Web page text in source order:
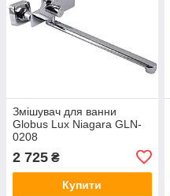
Змішувач для ванни
Globus Lux Niagara GLN-
0208
2 725 ₴
Купити